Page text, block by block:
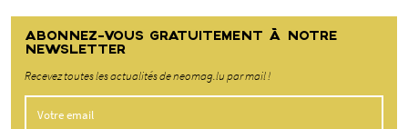
ABONNEZ-VOUS GRATUITEMENT À NOTRE
NEWSLETTER
Recevez toutes les actualités de neomag.lu par mail !